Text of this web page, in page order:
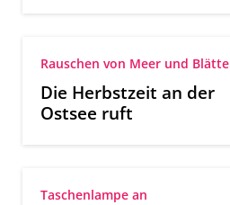
Rauschen von Meer und
Die Herbstzeit an der
Ostsee ruft
Taschenlampe an